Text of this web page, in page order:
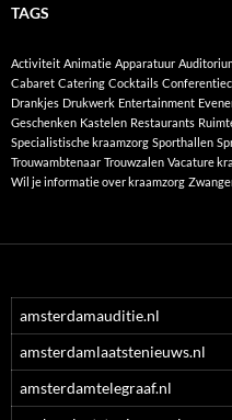
TAGS
Activiteit Animatie Apparatuur
Cabaret Catering Cocktails
Drankjes Drukwerk Entertainment
Geschenken Kastelen Restaurants
Specialistische kraamzorg Sporthallen
Trouwambtenaar Trouwzalen Vacature
Wil je informatie over kraamzorg
amsterdamauditie.nl
amsterdamlaatstenieuws.nl
amsterdamtelegraaf.nl